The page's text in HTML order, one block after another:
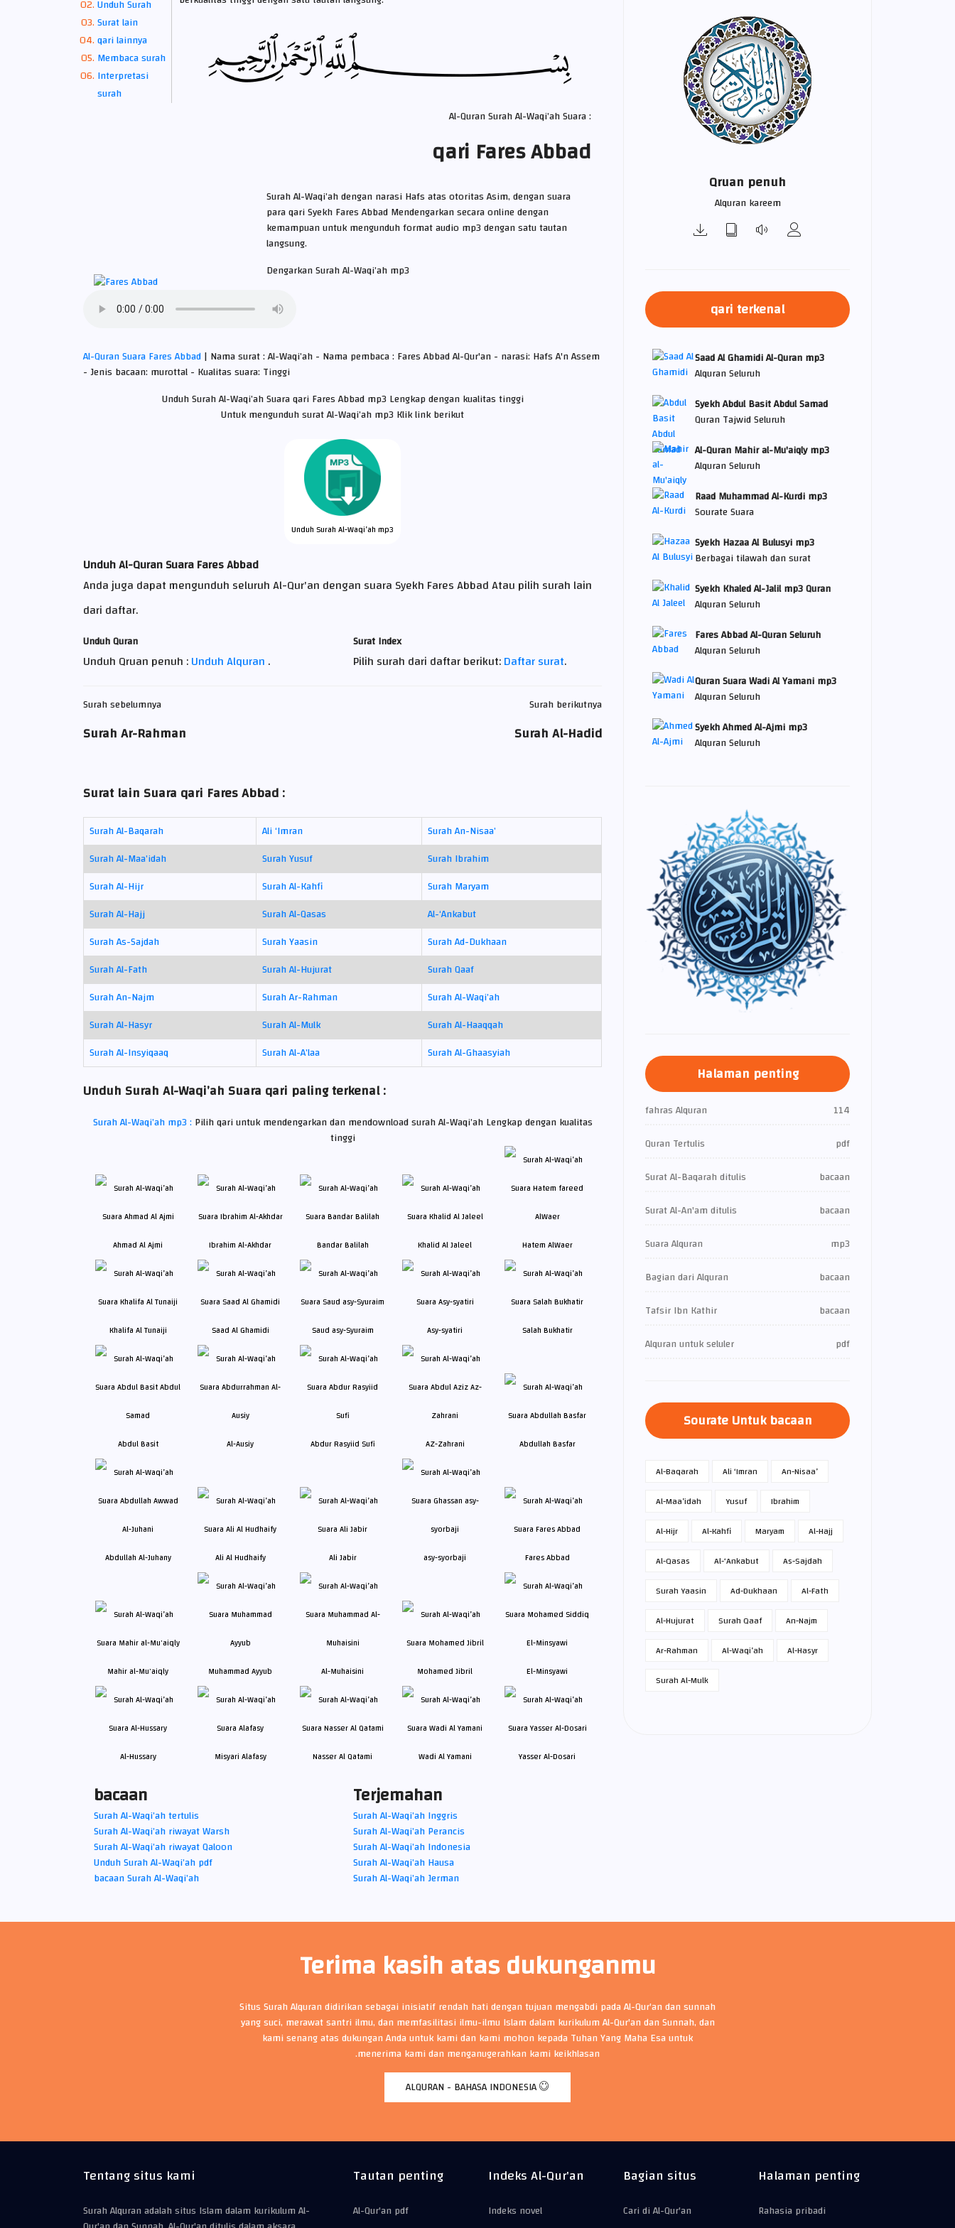
Unduh Surah
Surat lain
qari lainnya
Membaca surah
Interpretasi
surah
Al-Quran Surah Al-Waqi’ah Suara :
qari Fares Abbad
Surah Al-Waqi’ah dengan narasi Hafs atas otoritas Asim, dengan suara
para qari Syekh Fares Abbad Mendengarkan secara online dengan
kemampuan untuk mengunduh format audio mp3 dengan satu tautan
langsung.
Dengarkan Surah Al-Waqi’ah mp3
Al-Quran Suara Fares Abbad| Nama surat : Al-Waqi’ah - Nama pembaca : Fares Abbad Al-Qur'an - narasi: Hafs A'n Assem
- Jenis bacaan: murottal - Kualitas suara: Tinggi
Unduh Surah Al-Waqi’ah Suara qari Fares Abbad mp3 Lengkap dengan kualitas tinggi
Untuk mengunduh surat Al-Waqi’ah mp3 Klik link berikut
Unduh Surah Al-Waqi’ah mp3
Unduh Al-Quran Suara Fares Abbad
Anda juga dapat mengunduh seluruh Al-Qur'an dengan suara Syekh Fares Abbad Atau pilih surah lain
dari daftar.
Unduh Quran
Unduh Qruan penuh :Unduh Alquran .
Surat Index
Pilih surah dari daftar berikut:Daftar surat.
Surah sebelumnya
Surah Ar-Rahman
Surah berikutnya
Surah Al-Hadid
Surat lain Suara qari Fares Abbad :
Surah Al-Baqarah Ali ‘Imran
Surah An-Nisaa’
Surah Al-Maa’idah
Surah Yusuf
Surah Ibrahim
Surah Al-Hijr
Surah Al-Kahfi
Surah Maryam
Surah Al-Hajj
Surah Al-Qasas
Al-‘Ankabut
Surah As-Sajdah
Surah Yaasin
Surah Ad-Dukhaan
Surah Al-Fath
Surah Al-Hujurat
Surah Qaaf
Surah An-Najm
Surah Ar-Rahman
Surah Al-Waqi’ah
Surah Al-Hasyr
Surah Al-Mulk
Surah Al-Haaqqah
Surah Al-Insyiqaaq
Surah Al-A’laa Surah Al-Ghaasyiah
Unduh Surah Al-Waqi’ah Suara qari paling terkenal :
Surah Al-Waqi’ah mp3 : Pilih qari untuk mendengarkan dan mendownload surah Al-Waqi’ah Lengkap dengan kualitas
tinggi
Ahmad Al Ajmi Ibrahim Al-Akhdar Bandar Balilah Khalid Al Jaleel Hatem AlWaer
Khalifa Al Tunaiji Saad Al Ghamidi Saud asy-Syuraim Asy-syatiri Salah Bukhatir
Abdul Basit Al-Ausiy Abdur Rasyiid Sufi AZ-Zahrani Abdullah Basfar
Abdullah Al-Juhany Ali Al Hudhaify Ali Jabir asy-syorbaji Fares Abbad
Mahir al-Mu'aiqly Muhammad Ayyub Al-Muhaisini Mohamed Jibril El-Minsyawi
Al-Hussary Misyari Alafasy Nasser Al Qatami Wadi Al Yamani Yasser Al-Dosari
bacaan
Surah Al-Waqi’ah tertulis
Surah Al-Waqi’ah riwayat Warsh
Surah Al-Waqi’ah riwayat Qaloon
Unduh Surah Al-Waqi’ah pdf
bacaan Surah Al-Waqi’ah
Terjemahan
Surah Al-Waqi’ah Inggris
Surah Al-Waqi’ah Perancis
Surah Al-Waqi’ah Indonesia
Surah Al-Waqi’ah Hausa
Surah Al-Waqi’ah Jerman
Qruan penuh
Alquran kareem
qari terkenal
Saad Al Ghamidi Al-Quran mp3
Alquran Seluruh
Syekh Abdul Basit Abdul Samad
Quran Tajwid Seluruh
Al-Quran Mahir al-Mu'aiqly mp3
Alquran Seluruh
Raad Muhammad Al-Kurdi mp3
Sourate Suara
Syekh Hazaa Al Bulusyi mp3
Berbagai tilawah dan surat
Syekh Khaled Al-Jalil mp3 Quran
Alquran Seluruh
Fares Abbad Al-Quran Seluruh
Alquran Seluruh
Quran Suara Wadi Al Yamani mp3
Alquran Seluruh
Syekh Ahmed Al-Ajmi mp3
Alquran Seluruh
Halaman penting
fahras Alquran
114
Quran Tertulis
pdf
Surat Al-Baqarah ditulis
bacaan
Surat Al-An'am ditulis
bacaan
Suara Alquran
mp3
Bagian dari Alquran
bacaan
Tafsir Ibn Kathir
bacaan
Alquran untuk seluler
pdf
Sourate Untuk bacaan
Al-Baqarah Ali ‘Imran
An-Nisaa’
Al-Maa’idah
Yusuf
Ibrahim
Al-Hijr
Al-Kahfi Maryam
Al-Hajj
Al-Qasas
Al-‘Ankabut
As-Sajdah
Surah Yaasin
Ad-Dukhaan
Al-Fath
Al-Hujurat
Surah Qaaf
An-Najm
Ar-Rahman
Al-Waqi’ah
Al-Hasyr
Surah Al-Mulk
Terima kasih atas dukunganmu
Situs Surah Alquran didirikan sebagai inisiatif rendah hati dengan tujuan mengabdi pada Al-Qur'an dan sunnah
yang suci, merawat santri ilmu, dan memfasilitasi ilmu-ilmu Islam dalam kurikulum Al-Qur'an dan Sunnah, dan
kami senang atas dukungan Anda untuk kami dan kami mohon kepada Tuhan Yang Maha Esa untuk
menerima kami dan menganugerahkan kami keikhlasan.
ALQURAN - BAHASA INDONESIA
Halaman penting
Rahasia pribadi
Bagian situs
Cari di Al-Qur'an
Indeks Al-Qur'an
Indeks novel
Tautan penting
Al-Qur'an pdf
Tentang situs kami
Surah Alquran adalah situs Islam dalam kurikulum Al-